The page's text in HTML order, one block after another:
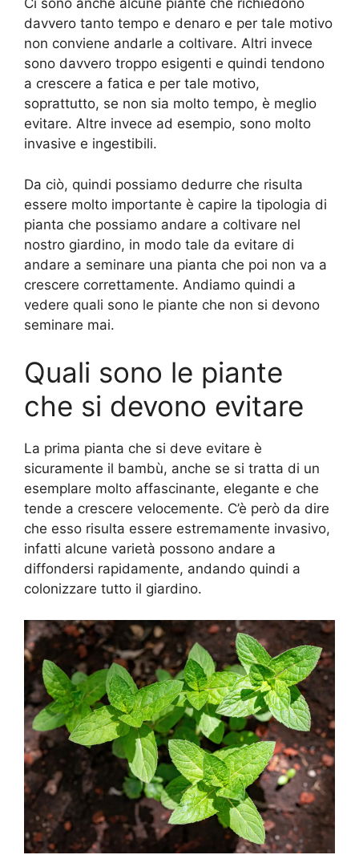
Ci sono anche alcune piante che richiedono
davvero tanto tempo e denaro e per tale motivo
non conviene andarle a coltivare. Altri invece
sono davvero troppo esigenti e quindi tendono
a crescere a fatica e per tale motivo,
soprattutto, se non sia molto tempo, è meglio
evitare. Altre invece ad esempio, sono molto
invasive e ingestibili.
Da ciò, quindi possiamo dedurre che risulta
essere molto importante è capire la tipologia di
pianta che possiamo andare a coltivare nel
nostro giardino, in modo tale da evitare di
andare a seminare una pianta che poi non va a
crescere correttamente. Andiamo quindi a
vedere quali sono le piante che non si devono
seminare mai.
Quali sono le piante
che si devono evitare
La prima pianta che si deve evitare è
sicuramente il bambù, anche se si tratta di un
esemplare molto affascinante, elegante e che
tende a crescere velocemente. C’è però da dire
che esso risulta essere estremamente invasivo,
infatti alcune varietà possono andare a
diffondersi rapidamente, andando quindi a
colonizzare tutto il giardino.